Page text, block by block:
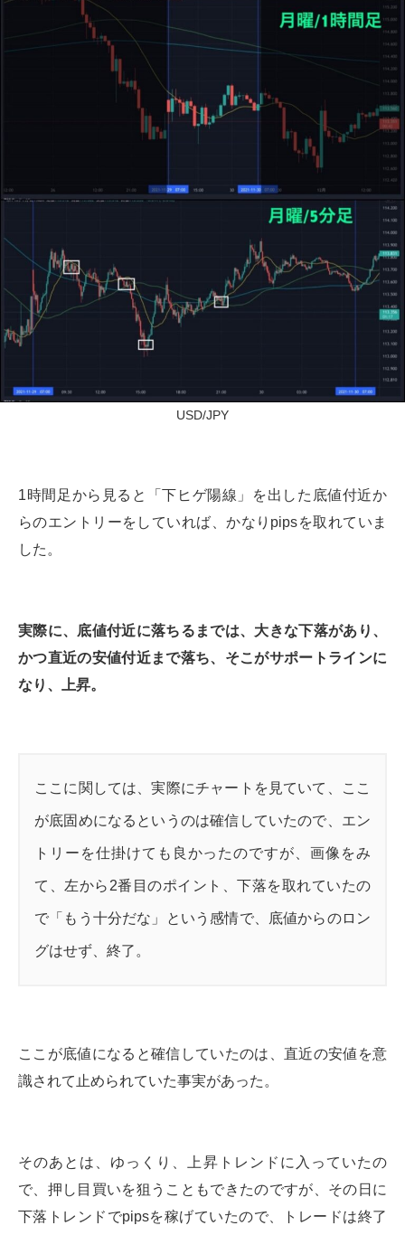
USD/JPY
1時間足から見ると「下ヒゲ陽線」を出した底値付近か
らのエントリーをしていれば、かなりpipsを取れていま
した。
実際に、底値付近に落ちるまでは、大きな下落があり、
かつ直近の安値付近まで落ち、そこがサポートラインに
なり、上昇。
ここに関しては、実際にチャートを見ていて、ここ
が底固めになるというのは確信していたので、エン
トリーを仕掛けても良かったのですが、画像をみ
て、左から2番目のポイント、下落を取れていたの
で「もう十分だな」という感情で、底値からのロン
グはせず、終了。
ここが底値になると確信していたのは、直近の安値を意
識されて止められていた事実があった。
そのあとは、ゆっくり、上昇トレンドに入っていたの
で、押し目買いを狙うこともできたのですが、その日に
下落トレンドでpipsを稼げていたので、トレードは終了